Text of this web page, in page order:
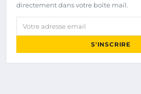
directement dans votre boîte mail.
Votre adresse email
S'INSCRIRE